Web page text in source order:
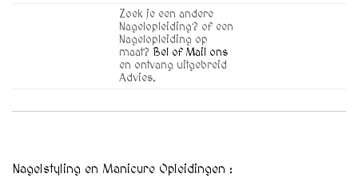
Zoek je een andere
Nagelopleiding? of een
Nagelopleiding op
maat? Bel of Mail ons
en ontvang uitgebreid
Advies.
Nagelstyling en Manicure Opleidingen :